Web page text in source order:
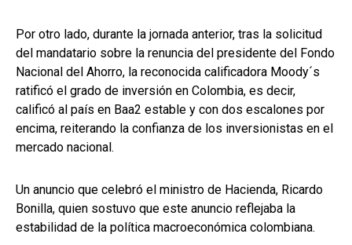
Por otro lado, durante la jornada anterior, tras la solicitud
del mandatario sobre la renuncia del presidente del Fondo
Nacional del Ahorro, la reconocida calificadora Moody´s
ratificó el grado de inversión en Colombia, es decir,
calificó al país en Baa2 estable y con dos escalones por
encima, reiterando la confianza de los inversionistas en el
mercado nacional.
Un anuncio que celebró el ministro de Hacienda, Ricardo
Bonilla, quien sostuvo que este anuncio reflejaba la
estabilidad de la política macroeconómica colombiana.